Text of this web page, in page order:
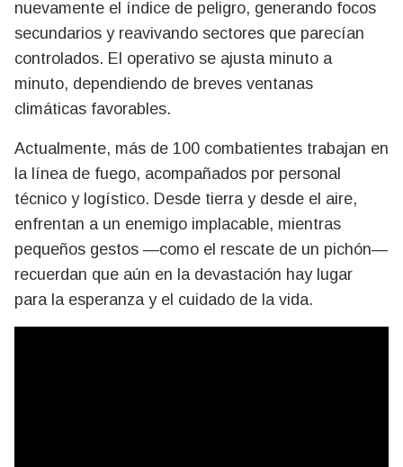
nuevamente el índice de peligro, generando focos
secundarios y reavivando sectores que parecían
controlados. El operativo se ajusta minuto a
minuto, dependiendo de breves ventanas
climáticas favorables.
Actualmente, más de 100 combatientes trabajan en
la línea de fuego, acompañados por personal
técnico y logístico. Desde tierra y desde el aire,
enfrentan a un enemigo implacable, mientras
pequeños gestos —como el rescate de un pichón—
recuerdan que aún en la devastación hay lugar
para la esperanza y el cuidado de la vida.